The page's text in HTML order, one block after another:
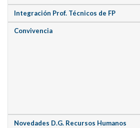
Integración Prof. Técnicos de FP
Convivencia
Novedades D.G. Recursos Humanos